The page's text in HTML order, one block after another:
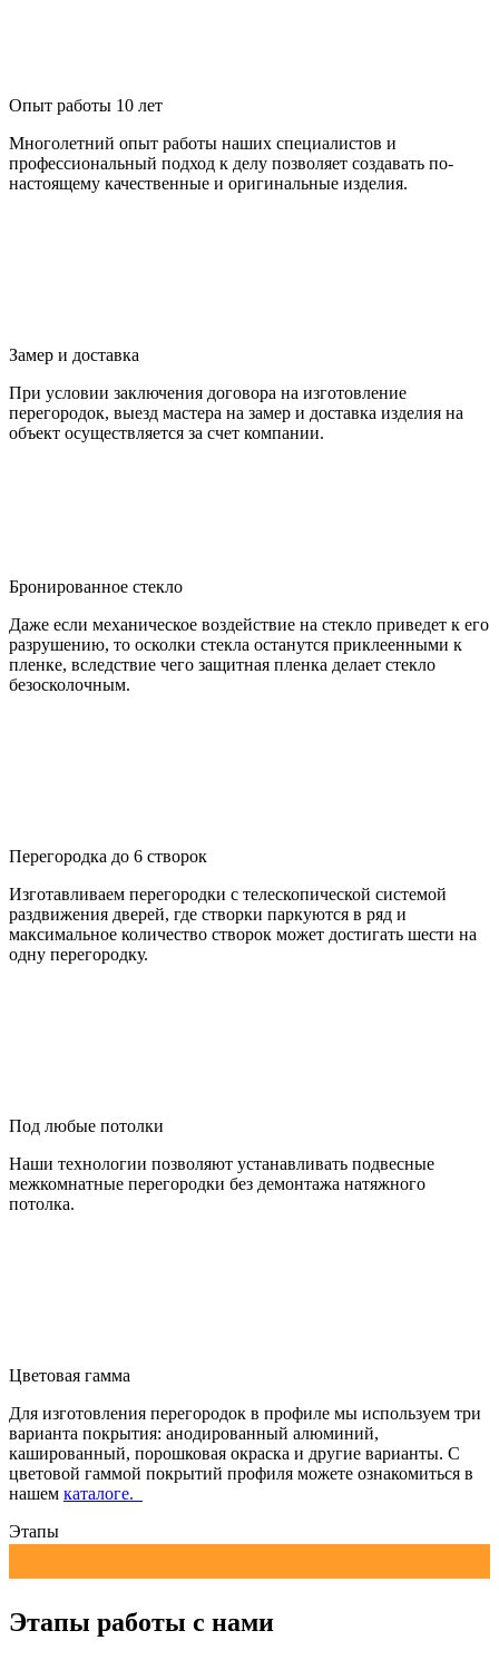
Опыт работы 10 лет
Многолетний опыт работы наших специалистов и
профессиональный подход к делу позволяет создавать по-
настоящему качественные и оригинальные изделия.
Замер и доставка
При условии заключения договора на изготовление
перегородок, выезд мастера на замер и доставка изделия на
объект осуществляется за счет компании.
Бронированное стекло
Даже если механическое воздействие на стекло приведет к его
разрушению, то осколки стекла останутся приклеенными к
пленке, вследствие чего защитная пленка делает стекло
безосколочным.
Перегородка до 6 створок
Изготавливаем перегородки с телескопической системой
раздвижения дверей, где створки паркуются в ряд и
максимальное количество створок может достигать шести на
одну перегородку.
Под любые потолки
Наши технологии позволяют устанавливать подвесные
межкомнатные перегородки без демонтажа натяжного
потолка.
Цветовая гамма
Для изготовления перегородок в профиле мы используем три
варианта покрытия: анодированный алюминий,
кашированный, порошковая окраска и другие варианты. С
цветовой гаммой покрытий профиля можете ознакомиться в
нашем каталоге.
Этапы
Этапы работы с нами